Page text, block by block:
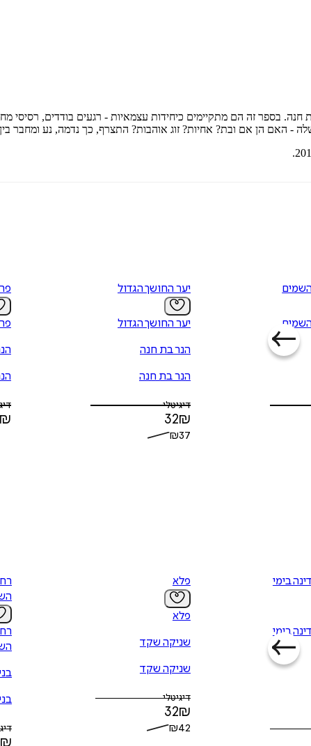
בספר זה הם מתקיימים כיחידות עצמאיות - רגעים בודדים, רסיסי
- האם הן אם ובת? אחיות? זוג אוהבות? התצרף, כך נדמה, נע ומחבר
יער החושך הגדול
יער החושך הגדול
הנר בת חנה
הנר בת חנה
דיגיטלי
32₪
₪37
₪
בימי
בימי
פלא
פלא
שניקה שקד
שניקה שקד
דיגיטלי
32₪
₪42